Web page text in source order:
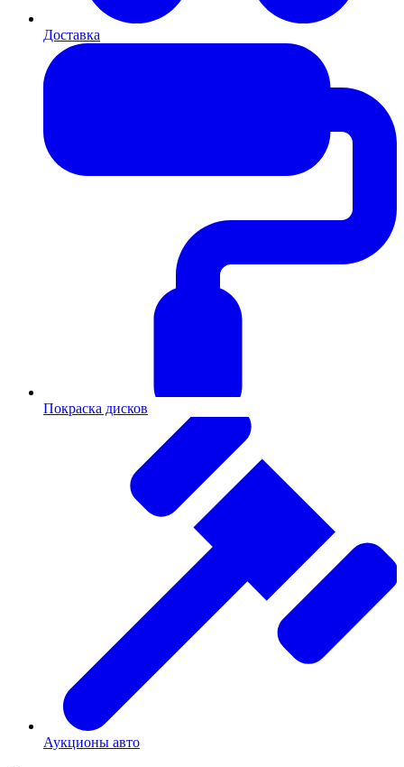
Доставка
Покраска дисков
Аукционы авто